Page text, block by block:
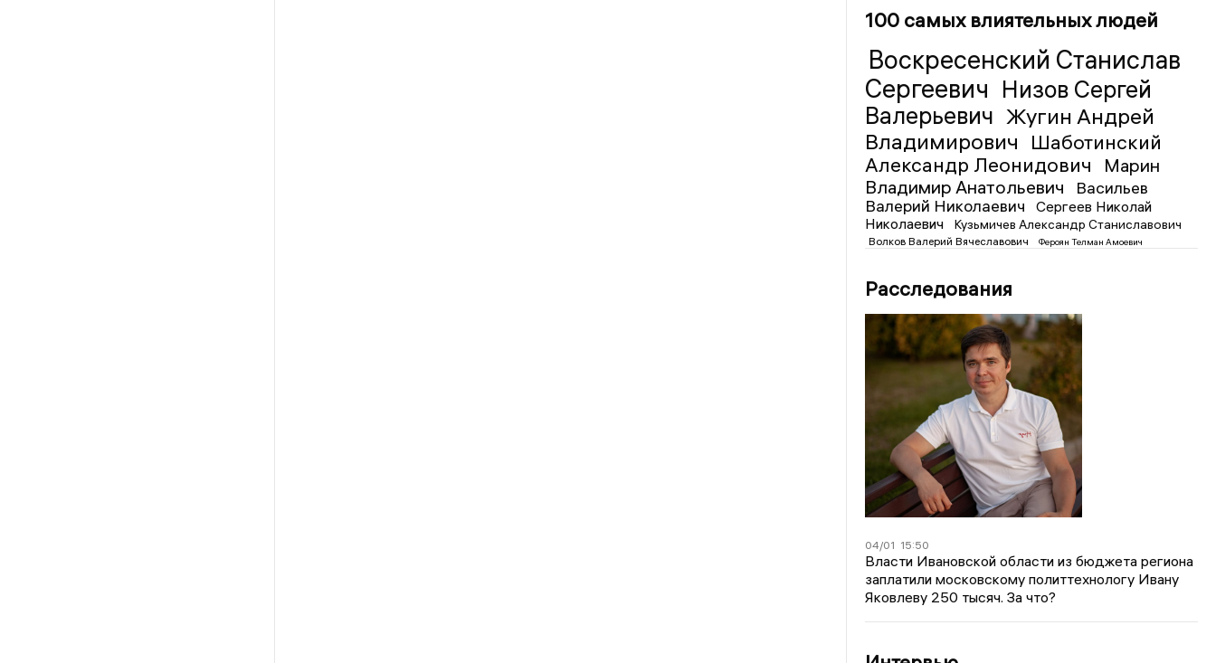
100 самых влиятельных людей
Воскресенский Станислав
Сергеевич Низов Сергей
Валерьевич Жугин Андрей
Владимирович
Шаботинский
Александр Леонидович
Марин
Владимир Анатольевич
Васильев
Валерий Николаевич
Сергеев Николай
Николаевич
Кузьмичев Александр Станиславович
Волков Валерий Вячеславович Фероян Телман Амоевич
Расследования
04/01 15:50
Власти Ивановской области из бюджета региона
заплатили московскому политтехнологу Ивану
Яковлеву 250 тысяч. За что?